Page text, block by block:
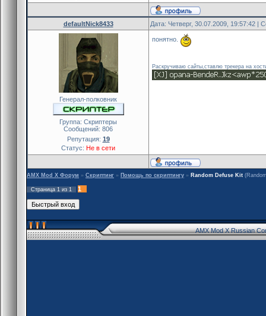
defaultNick8433 Дата: Четверг, 30.07.2009, 19:57:42 |
Генерал-полковник
Группа: Скриптеры
Сообщений: 806
Репутация: 19
Статус: Не в сети
понятно.
Раскручиваю сайты,ставлю трекера на
AMX Mod X Форум » Скриптинг » Помощь по скриптингу » Random Defuse Kit
Страница 1 из 1 1
AMX Mod X Russian